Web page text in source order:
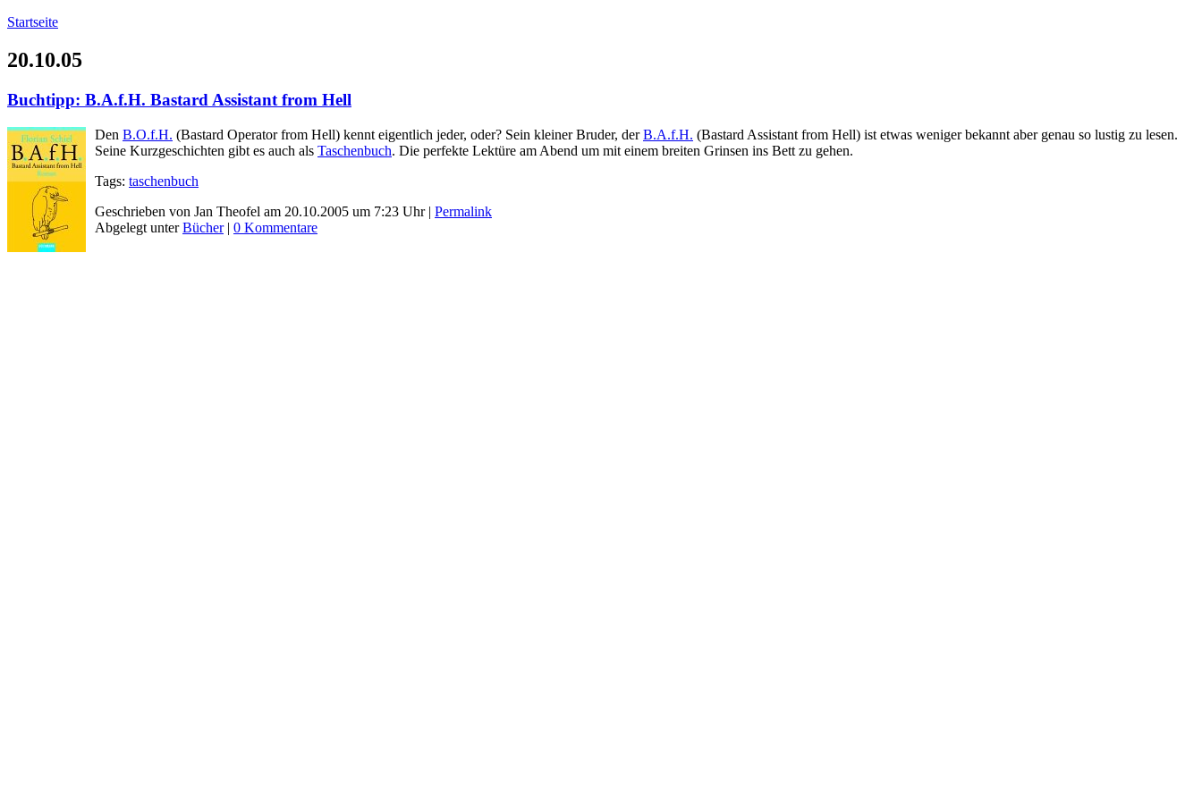
Startseite
20.10.05
Buchtipp: B.A.f.H. Bastard Assistant from Hell
Den B.O.f.H. (Bastard Operator from Hell) kennt eigentlich jeder, oder? Sein kleiner Bruder, derB.A.f.H. (Bastard Assistant from Hell) ist etwas weniger bekannt aber genau so lustig zu lesen.
Seine Kurzgeschichten gibt es auch als Taschenbuch. Die perfekte Lektüre am Abend um mit einem breiten Grinsen ins Bett zu gehen.
Tags: taschenbuch
Geschrieben von Jan Theofel am 20.10.2005 um 7:23 Uhr | Permalink
Abgelegt unterBücher| 0 Kommentare